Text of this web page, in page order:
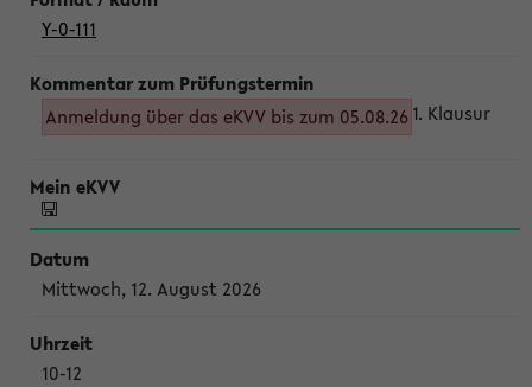
Y-0-111
Anmeldung über das eKVV bis zum 05.08.26 1. Klausur
Mittwoch, 12. August 2026
10-12